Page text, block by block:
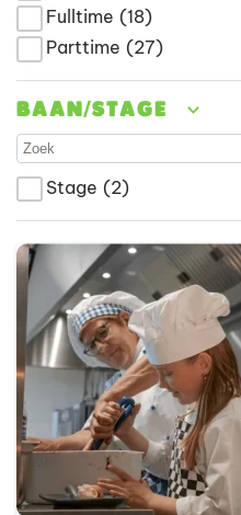
Fulltime (18)
Parttime (27)
Baan/stage
Stage (2)